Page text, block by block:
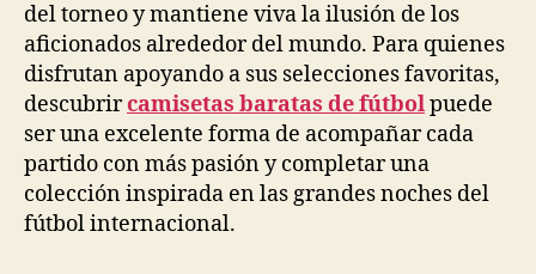
del torneo y mantiene viva la ilusión de los
aficionados alrededor del mundo. Para quienes
disfrutan apoyando a sus selecciones favoritas,
descubrircamisetas baratas de fútbolpuede
ser una excelente forma de acompañar cada
partido con más pasión y completar una
colección inspirada en las grandes noches del
fútbol internacional.